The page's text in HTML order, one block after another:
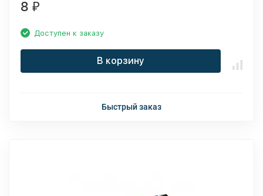
8 ₽
Доступен к заказу
В корзину
Быстрый заказ